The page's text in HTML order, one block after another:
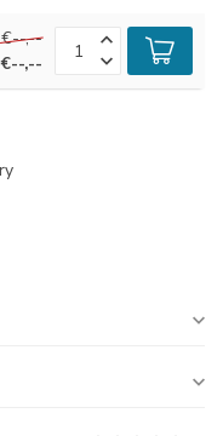
€--,--
€--,--